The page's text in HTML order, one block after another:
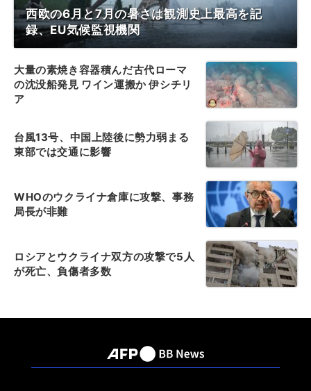
西欧の6月と7月の暑さは観測史上最高を記
録、EU気候監視機関
大量の素焼き容器積んだ古代ローマ
の沈没船発見 ワイン運搬か 伊シチリ
ア
台風13号、中国上陸後に勢力弱まる
東部では交通に影響
WHOのウクライナ倉庫に攻撃、事務
局長が非難
ロシアとウクライナ双方の攻撃で5人
が死亡、負傷者多数